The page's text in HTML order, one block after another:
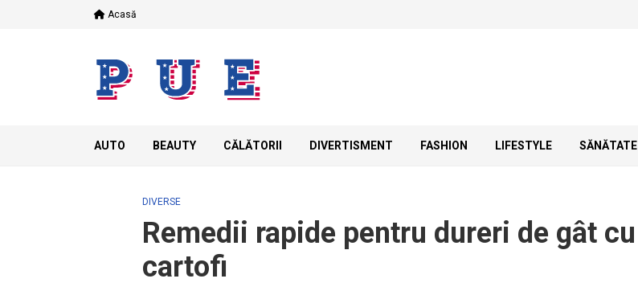
Acasă
AUTO BEAUTY CĂLĂTORII DIVERTISMENT FASHION LIFESTYLE SĂNĂTATE
DIVERSE
Remedii rapide pentru dureri de gât cu
cartofi